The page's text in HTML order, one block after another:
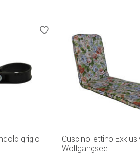
grigio
Cuscino lettino
Wolfgangsee